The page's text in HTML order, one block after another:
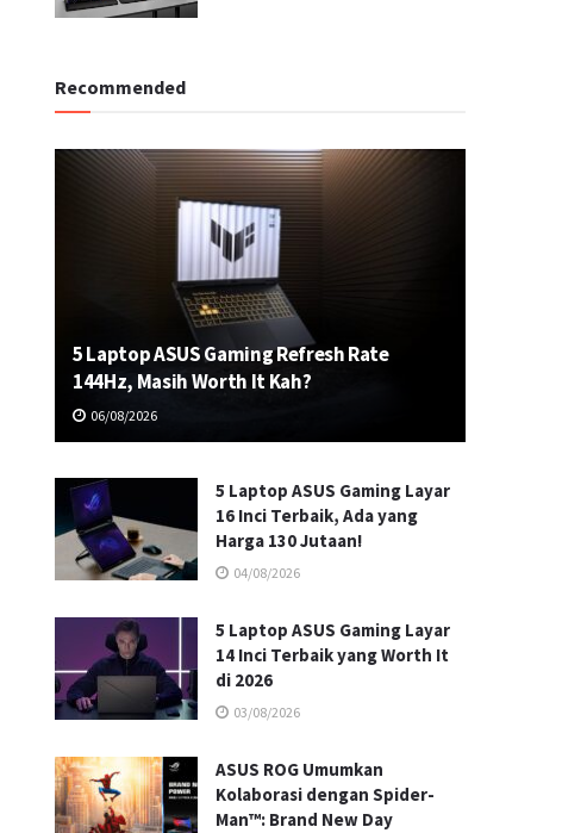
Recommended
5 Laptop ASUS Gaming Refresh Rate
144Hz, Masih Worth It Kah?
06/08/2026
5 Laptop ASUS Gaming Layar
16 Inci Terbaik, Ada yang
Harga 130 Jutaan!
04/08/2026
5 Laptop ASUS Gaming Layar
14 Inci Terbaik yang Worth It
di 2026
03/08/2026
ASUS ROG Umumkan
Kolaborasi dengan Spider-
Man™: Brand New Day